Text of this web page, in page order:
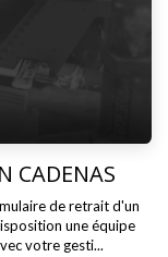
CADENAS
de retrait d'un
une équipe
votre gesti...